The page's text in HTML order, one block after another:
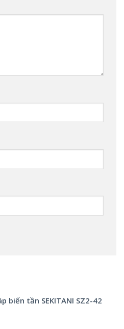
biến tần SEKITANI SZ2-42